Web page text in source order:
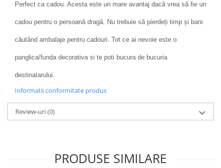
Perfect ca cadou. Acesta este un mare avantaj dacă vrea să fie un
cadou pentru o persoană dragă. Nu trebuie să pierdeți timp și bani
căutând ambalaje pentru cadouri. Tot ce ai nevoie este o
panglica/funda decorativa si te poti bucura de bucuria
destinatarului.
Informatii conformitate produs
Review-uri(0)
PRODUSE SIMILARE